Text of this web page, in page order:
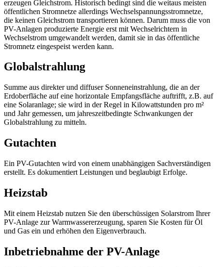
erzeugen Gleichstrom. Historisch bedingt sind die weitaus meisten
öffentlichen Stromnetze allerdings Wechselspannungsstromnetze,
die keinen Gleichstrom transportieren können. Darum muss die von
PV-Anlagen produzierte Energie erst mit Wechselrichtern in
Wechselstrom umgewandelt werden, damit sie in das öffentliche
Stromnetz eingespeist werden kann.
Globalstrahlung
Summe aus direkter und diffuser Sonneneinstrahlung, die an der
Erdoberfläche auf eine horizontale Empfangsfläche auftrifft, z.B. auf
eine Solaranlage; sie wird in der Regel in Kilowattstunden pro m²
und Jahr gemessen, um jahreszeitbedingte Schwankungen der
Globalstrahlung zu mitteln.
Gutachten
Ein PV-Gutachten wird von einem unabhängigen Sachverständigen
erstellt. Es dokumentiert Leistungen und beglaubigt Erfolge.
Heizstab
Mit einem Heizstab nutzen Sie den überschüssigen Solarstrom Ihrer
PV-Anlage zur Warmwassererzeugung, sparen Sie Kosten für Öl
und Gas ein und erhöhen den Eigenverbrauch.
Inbetriebnahme der PV-Anlage